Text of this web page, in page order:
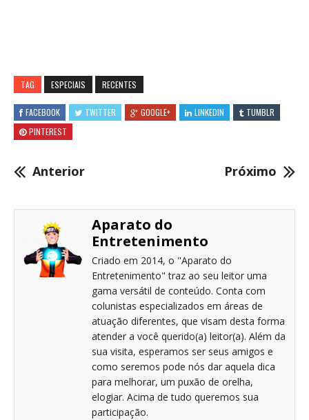
TAG ESPECIAIS RECENTES
FACEBOOK TWITTER GOOGLE+ LINKEDIN
TUMBLR
PINTEREST
Anterior Próximo
Aparato do
Entretenimento
Criado em 2014, o "Aparato do
Entretenimento" traz ao seu leitor uma
gama versátil de conteúdo. Conta com
colunistas especializados em áreas de
atuação diferentes, que visam desta forma
atender a você querido(a) leitor(a). Além da
sua visita, esperamos ser seus amigos e
como seremos pode nós dar aquela dica
para melhorar, um puxão de orelha,
elogiar. Acima de tudo queremos sua
participação.